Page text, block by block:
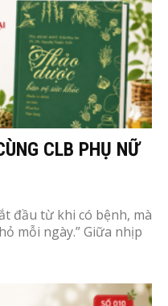
CLB PHỤ NỮ
đầu từ khi có bệnh, mà
mỗi ngày.” Giữa nhịp